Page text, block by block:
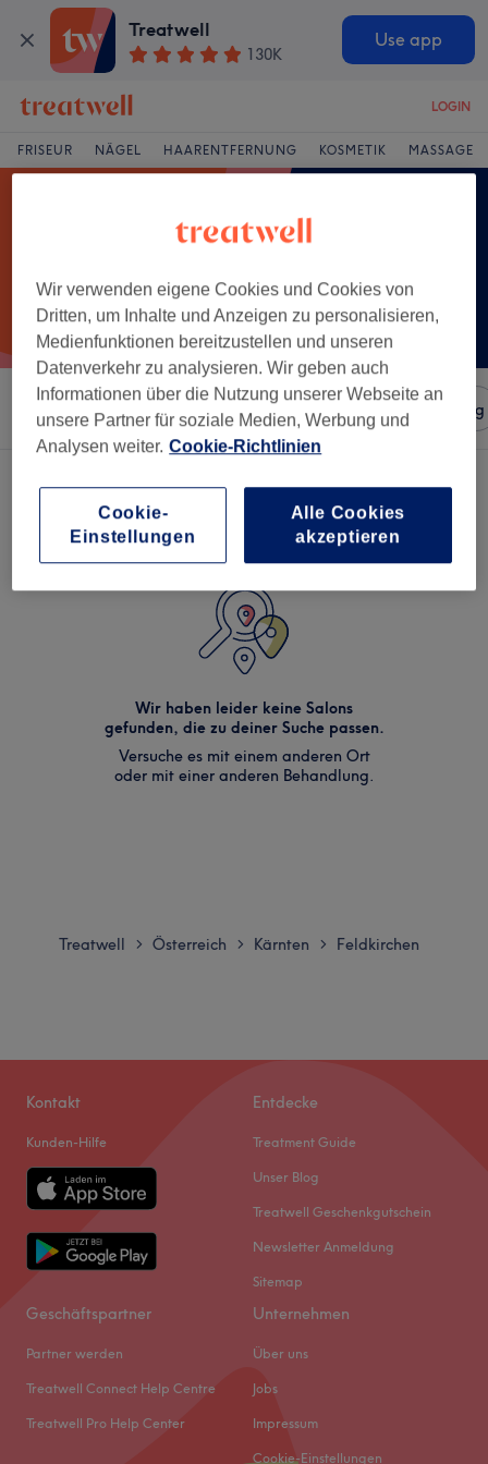
Treatwell
130K
Use app
LOGIN
FRISEUR NÄGEL HAARENTFERNUNG KOSMETIK MASSAGE
Sortieren nach Salons Expressangebote Bewertung
Wir haben leider keine Salons
gefunden, die zu deiner Suche passen.
Versuche es mit einem anderen Ort
oder mit einer anderen Behandlung.
Treatwell > Österreich > Kärnten > Feldkirchen
Kontakt
Kunden-Hilfe
Entdecke
Treatment Guide
Unser Blog
Treatwell Geschenkgutschein
Newsletter Anmeldung
Sitemap
Geschäftspartner
Partner werden
Treatwell Connect Help Centre
Treatwell Pro Help Center
Unternehmen
Über uns
Jobs
Impressum
Cookie-Einstellungen
Wir verwenden eigene Cookies und Cookies von
Dritten, um Inhalte und Anzeigen zu personalisieren,
Medienfunktionen bereitzustellen und unseren
Datenverkehr zu analysieren. Wir geben auch
Informationen über die Nutzung unserer Webseite an
unsere Partner für soziale Medien, Werbung und
Analysen weiter. Cookie-Richtlinien
Alle Cookies
akzeptieren
Cookie-
Einstellungen